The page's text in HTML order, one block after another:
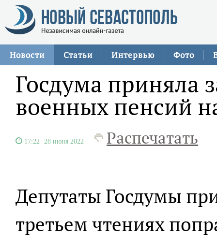
Новости Статьи Интервью Фото
Госдума приняла
военных пенсий
17:22 28 июня 2022 Распечатать
Депутаты Госдумы
третьем чтениях